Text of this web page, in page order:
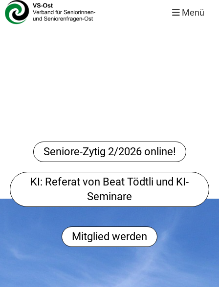
Menü
Seniore-Zytig 2/2026 online!
KI: Referat von Beat Tödtli und KI-
Seminare
Mitglied werden